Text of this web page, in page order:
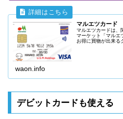
マルエツカード
マルエツカードは、
マーケット「マルエ
お得に買物が出来る
waon.info
デビットカードも使える